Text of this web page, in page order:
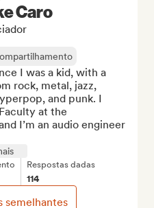
Caro
I was a kid, with a
rock, metal, jazz,
and punk. I
at the
I’m an audio engineer
Respostas dadas
114
semelhantes